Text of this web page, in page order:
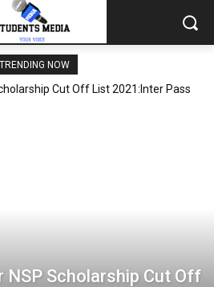
TRENDING NOW
Cut Off List 2021:Inter Pass
NSP Scholarship Cut Off